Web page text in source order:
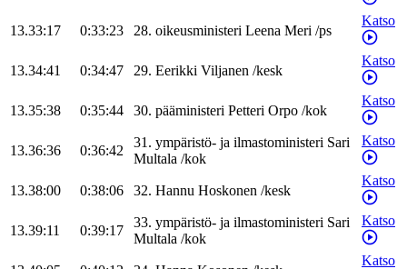
13.33:17 0:33:23 28. oikeusministeri Leena Meri /ps
Katso
13.34:41 0:34:47 29. Eerikki Viljanen /kesk
Katso
13.35:38 0:35:44 30. pääministeri Petteri Orpo /kok
Katso
13.36:36 0:36:42
31. ympäristö- ja ilmastoministeri Sari
Multala /kok
Katso
13.38:00 0:38:06 32. Hannu Hoskonen /kesk
Katso
13.39:11 0:39:17
33. ympäristö- ja ilmastoministeri Sari
Multala /kok
Katso
Katso